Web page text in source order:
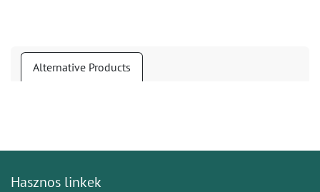
Alternative Products
Hasznos linkek